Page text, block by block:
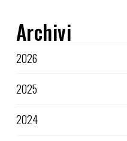
Archivi
2026
2025
2024